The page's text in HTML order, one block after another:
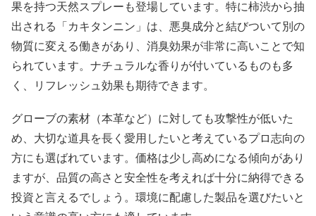
果を持つ天然スプレーも登場しています。特に柿渋から抽
出される「カキタンニン」は、悪臭成分と結びついて別の
物質に変える働きがあり、消臭効果が非常に高いことで知
られています。ナチュラルな香りが付いているものも多
く、リフレッシュ効果も期待できます。
グローブの素材（本革など）に対しても攻撃性が低いた
め、大切な道具を長く愛用したいと考えているプロ志向の
方にも選ばれています。価格は少し高めになる傾向があり
ますが、品質の高さと安全性を考えれば十分に納得できる
投資と言えるでしょう。環境に配慮した製品を選びたいと